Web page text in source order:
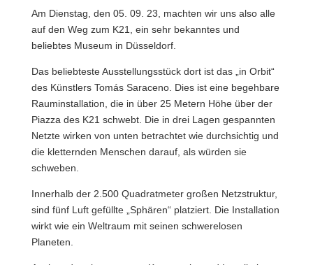
Am Dienstag, den 05. 09. 23, machten wir uns also alle
auf den Weg zum K21, ein sehr bekanntes und
beliebtes Museum in Düsseldorf.
Das beliebteste Ausstellungsstück dort ist das „in Orbit“
des Künstlers Tomás Saraceno. Dies ist eine begehbare
Rauminstallation, die in über 25 Metern Höhe über der
Piazza des K21 schwebt. Die in drei Lagen gespannten
Netzte wirken von unten betrachtet wie durchsichtig und
die kletternden Menschen darauf, als würden sie
schweben.
Innerhalb der 2.500 Quadratmeter großen Netzstruktur,
sind fünf Luft gefüllte „Sphären“ platziert. Die Installation
wirkt wie ein Weltraum mit seinen schwerelosen
Planeten.